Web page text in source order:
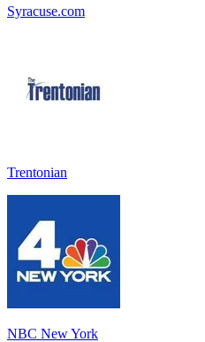
Syracuse.com
Trentonian
NBC New York